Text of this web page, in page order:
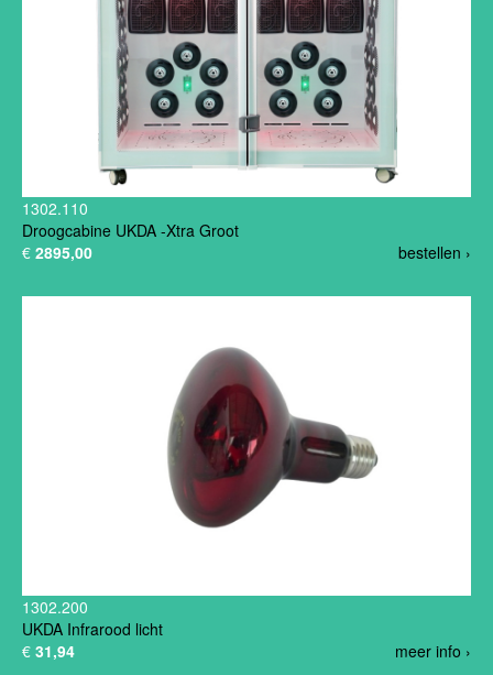
1302.110
Droogcabine UKDA -Xtra Groot
bestellen ›
€ 2895,00
1302.200
UKDA Infrarood licht
meer info ›
€ 31,94